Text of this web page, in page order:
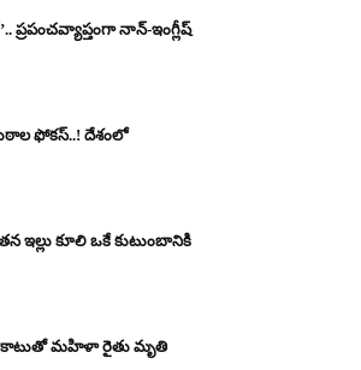
ప్రపంచవ్యాప్తంగా నాన్-ఇంగ్లీష్
ఫోకస్..! దేశంలో
ఇల్లు కూలి ఒకే కుటుంబానికి
మహిళా రైతు మృతి